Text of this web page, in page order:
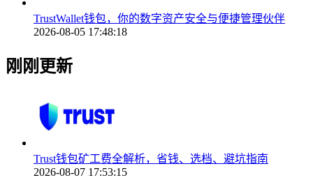
TrustWallet钱包，你的数字资产安全与便捷管理伙伴
2026-08-05 17:48:18
刚刚更新
Trust钱包矿工费全解析，省钱、选档、避坑指南
2026-08-07 17:53:15